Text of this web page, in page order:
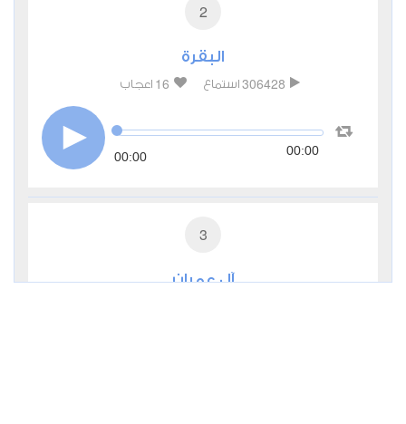
2
البقرة
306428 استماع 16 اعجاب
00:00 00:00
3
آل عمران